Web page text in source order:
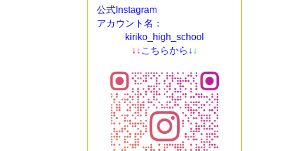
公式Instagram
アカウント名：
kiriko_high_school
↓ ↓ こちらから↓ ↓